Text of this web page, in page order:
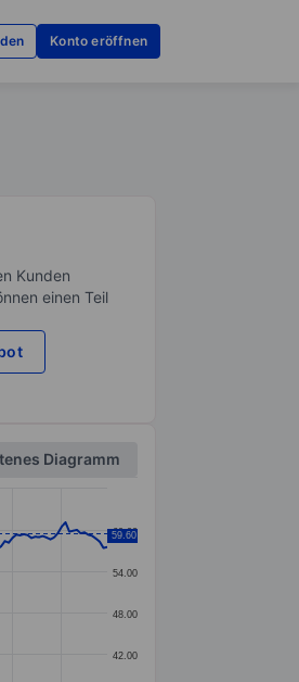
Konto eröffnen
Kunden
einen Teil
Diagramm
42.00
48.00
54.00
60.00
59.60